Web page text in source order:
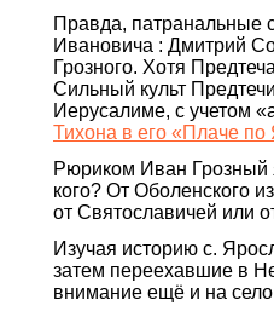
Правда, патранальные
Ивановича : Дмитрий
Грозного. Хотя
Сильный культ
Иерусалиме, с учетом
Тихона в его «Плаче
Рюриком Иван Грозный
кого? От Оболенского
от Святославичей или
Изучая историю с.
затем переехавшие в
внимание ещё и на